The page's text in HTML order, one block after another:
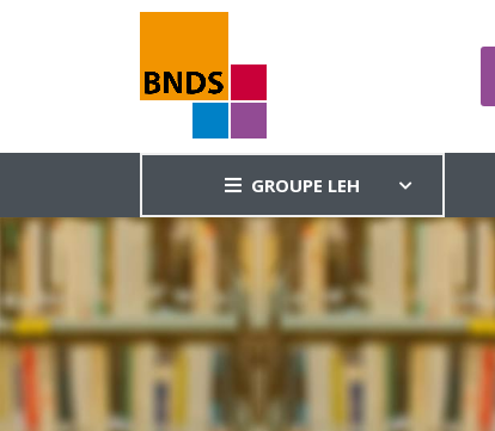
GROUPE LEH